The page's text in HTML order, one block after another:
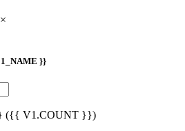
}}
({{ V1.COUNT }})